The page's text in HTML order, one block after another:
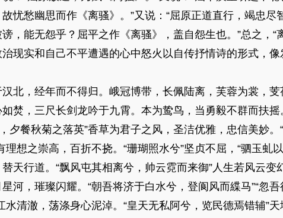
忧愁幽思而作《离骚》。”又说：“屈原正道直行，竭忠尽
，能无怨乎？屈平之作《离骚》，盖自怨生也。”总之，“
现实和自己不平遭遇的心中怒火以自传抒情诗的形式，
，经年而不得归。峨冠博带，长佩陆离，芙蓉为裳，芰
焚，三尺长剑龙吟于九霄。本为鸷鸟，当勇毅不群而扶摇
夕餐秋菊之落英”香草为君子之风，圣洁优雅，忠信美妙
理想之崇高，百折不挠。“珊瑚照水兮”坚贞不屈，“驷玉虬
天行道。“飘风屯其相离兮，帅云霓而来御”人生若风云变
河，璀璨闪耀。“朝吾将济于白水兮，登阆风而緤马”“忽
水清澈，荡涤身心泥淖。“皇天无私阿兮，览民德焉错辅”